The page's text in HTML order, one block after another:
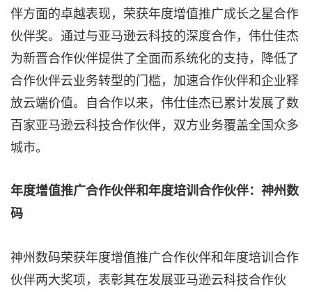
伴方面的卓越表现，荣获年度增值推广成长之星合作
伙伴奖。通过与亚马逊云科技的深度合作，伟仕佳杰
为新晋合作伙伴提供了全面而系统化的支持，降低了
合作伙伴云业务转型的门槛，加速合作伙伴和企业释
放云端价值。自合作以来，伟仕佳杰已累计发展了数
百家亚马逊云科技合作伙伴，双方业务覆盖全国众多
城市。
年度增值推广合作伙伴和年度培训合作伙伴：神州数
码
神州数码荣获年度增值推广合作伙伴和年度培训合作
伙伴两大奖项，表彰其在发展亚马逊云科技合作伙